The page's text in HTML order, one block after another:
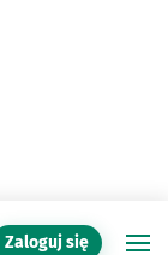
Zaloguj się